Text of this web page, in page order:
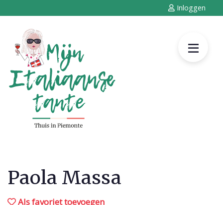
Inloggen
Paola Massa
Als favoriet toevoegen